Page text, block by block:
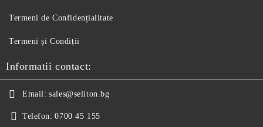
Termeni de Confidențialitate
Termeni și Condiții
Informatii contact:
Email: sales@seliton.bg
Telefon: 0700 45 155